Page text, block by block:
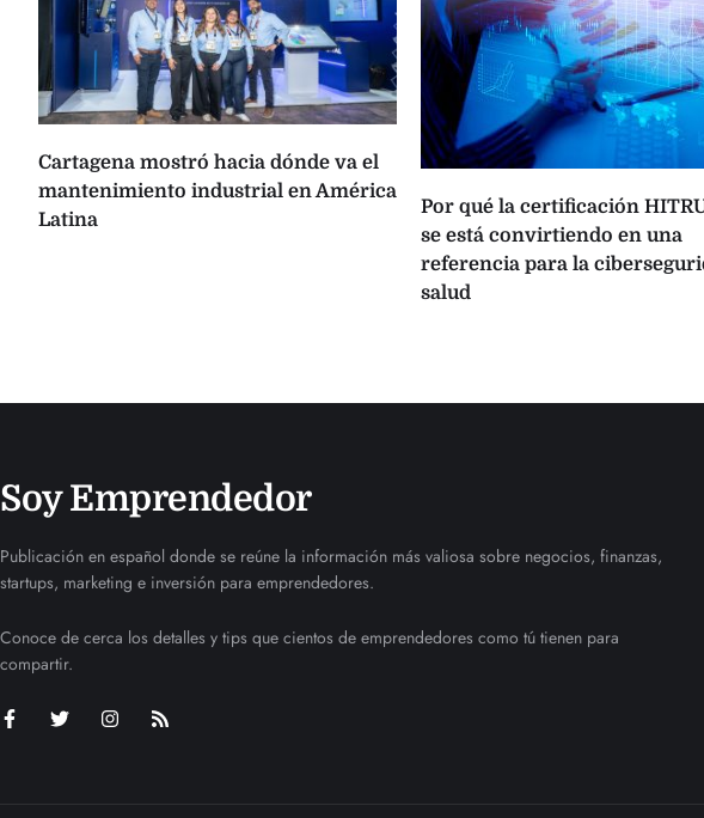
Cartagena mostró hacia dónde va el
mantenimiento industrial en América
Latina
Por qué la certificación
se está convirtiendo en una
referencia para la
salud
Soy Emprendedor
Publicación en español donde se reúne la información más valiosa sobre negocios, finanzas,
startups, marketing e inversión para emprendedores.
Conoce de cerca los detalles y tips que cientos de emprendedores como tú tienen para
compartir.